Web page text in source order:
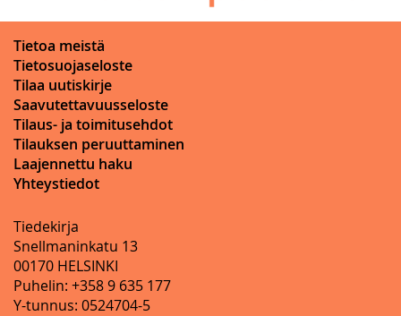
Tietoa meistä
Tietosuojaseloste
Tilaa uutiskirje
Saavutettavuusseloste
Tilaus- ja toimitusehdot
Tilauksen peruuttaminen
Laajennettu haku
Yhteystiedot
Tiedekirja
Snellmaninkatu 13
00170 HELSINKI
Puhelin: +358 9 635 177
Y-tunnus: 0524704-5